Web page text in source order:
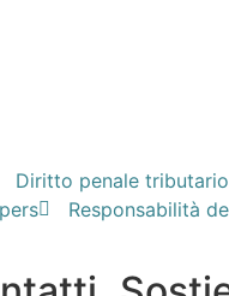
Diritto penale tributario
Responsabilità